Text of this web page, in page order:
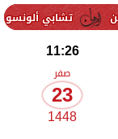
ألونسو يحسم موقف
11:26
صفر
23
1448